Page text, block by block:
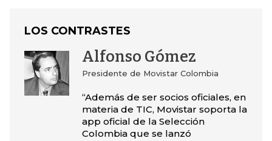
LOS CONTRASTES
Alfonso Gómez
Presidente de Movistar Colombia
“Además de ser socios oficiales, en
materia de TIC, Movistar soporta la
app oficial de la Selección
Colombia que se lanzó